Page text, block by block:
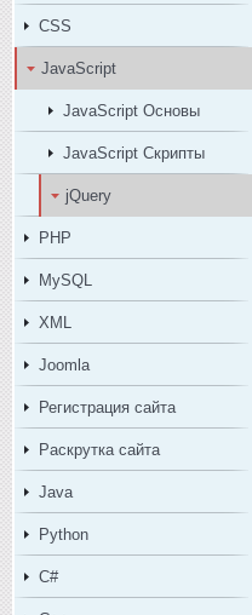
CSS
JavaScript
JavaScript Основы
JavaScript Скрипты
jQuery
PHP
MySQL
XML
Joomla
Регистрация сайта
Раскрутка сайта
Java
Python
C#